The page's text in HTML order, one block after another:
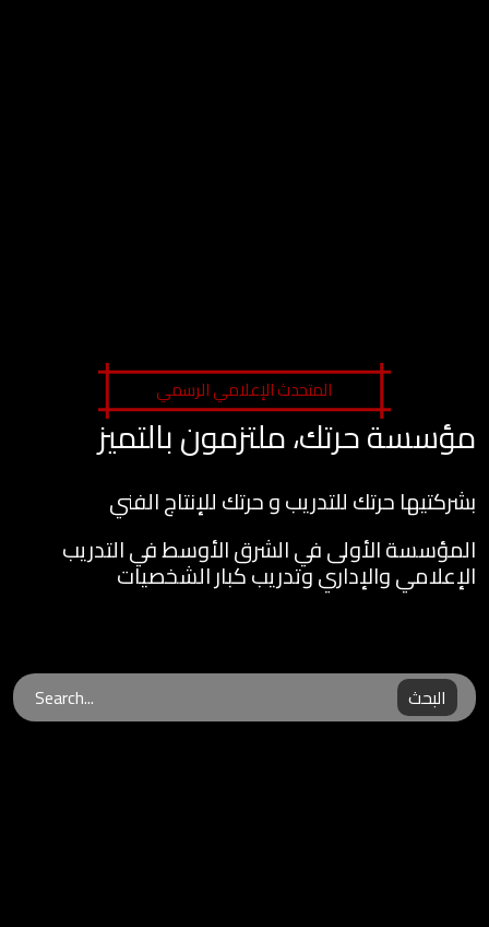
المتحدث الإعلامي الرسمي
مؤسسة حرتك، ملتزمون بالتميز
بشركتيها حرتك للتدريب و حرتك للإنتاج الفني
المؤسسة الأولى في الشرق الأوسط في التدريب
الإعلامي والإداري وتدريب كبار الشخصيات
البحث